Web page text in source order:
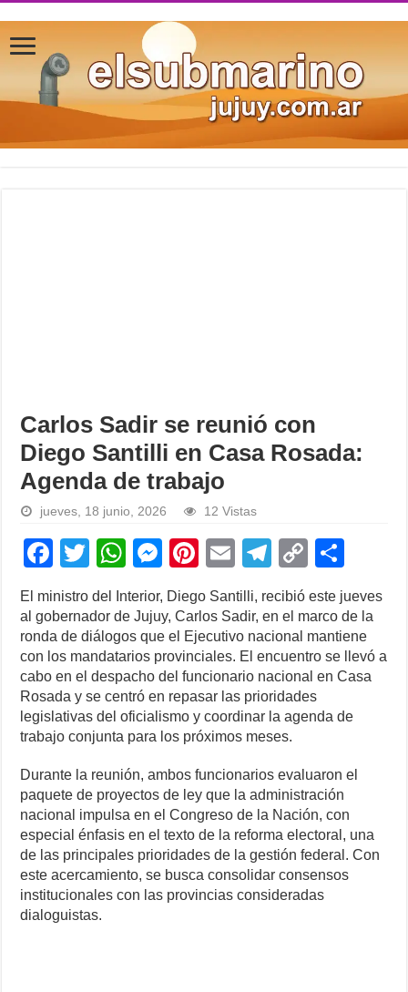
Carlos Sadir se reunió con
Diego Santilli en Casa Rosada:
Agenda de trabajo
jueves, 18 junio, 2026 12 Vistas
F
a
c
e
b
o
o
T
wi
tt
er
W
at
s
A
p
p
M
e
ss
e
n
g
er
Pi
nt
er
e
st
E
m
ail
T
el
e
gr
a
m
C
p
y
Li
n
k
ar
e
El ministro del Interior, Diego Santilli, recibió este jueves
al gobernador de Jujuy, Carlos Sadir, en el marco de la
ronda de diálogos que el Ejecutivo nacional mantiene
con los mandatarios provinciales. El encuentro se llevó a
cabo en el despacho del funcionario nacional en Casa
Rosada y se centró en repasar las prioridades
legislativas del oficialismo y coordinar la agenda de
trabajo conjunta para los próximos meses.
Durante la reunión, ambos funcionarios evaluaron el
paquete de proyectos de ley que la administración
nacional impulsa en el Congreso de la Nación, con
especial énfasis en el texto de la reforma electoral, una
de las principales prioridades de la gestión federal. Con
este acercamiento, se busca consolidar consensos
institucionales con las provincias consideradas
dialoguistas.